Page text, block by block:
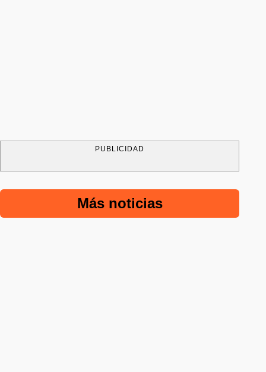
PUBLICIDAD
Más noticias